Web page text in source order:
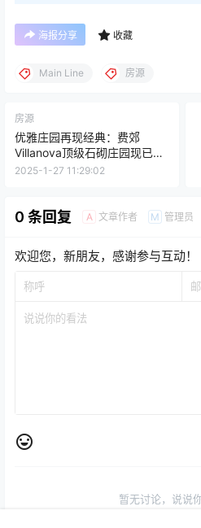
海报分享 收藏
Main Line 房源
房源
优雅庄园再现经典：费郊
Villanova顶级石砌庄园现已上
市！
2025-1-27 11:29:02
0 条回复 A 文章作者 M 管理员
欢迎您，新朋友，感谢参与互动！
暂无讨论，说说